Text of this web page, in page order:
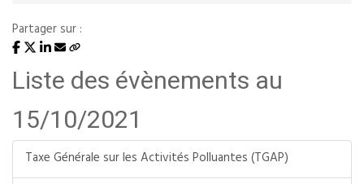
Partager sur :
Liste des évènements au
15/10/2021
Taxe Générale sur les Activités Polluantes (TGAP)